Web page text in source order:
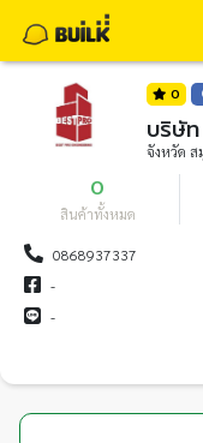
0
บริษั
จังหวัด ส
0
สินค้าทั้งหมด
0868937337
-
-